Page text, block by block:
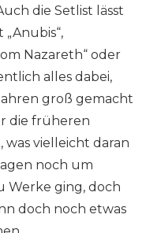
die Setlist lässt
Nazareth“ oder
alles dabei,
groß gemacht
die früheren
vielleicht daran
noch um
Werke ging, doch
doch noch etwas